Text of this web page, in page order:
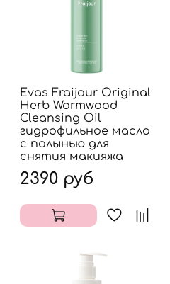
Evas Fraijour Original
Herb Wormwood
Cleansing Oil
гидрофильное масло
с полынью для
снятия макияжа
2390 руб